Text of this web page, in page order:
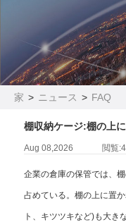
家 > ニュース > FAQ
棚収納ケージ:棚の上
Aug 08,2026 閲覧
企業の倉庫の保管では、
占めている。棚の上に置
ト、キツツキなど)も大き